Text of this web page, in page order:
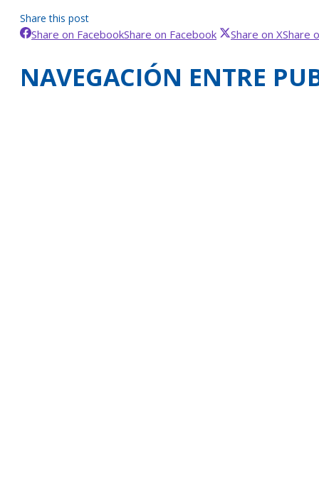
Share this post
Share on FacebookShare on Facebook Share on XShare
NAVEGACIÓN ENTRE